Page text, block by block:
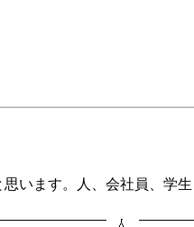
います。人、会社員、学